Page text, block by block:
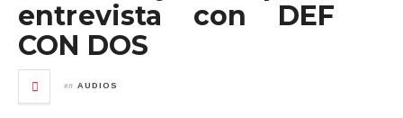
entrevista con DEF
CON DOS
en AUDIOS